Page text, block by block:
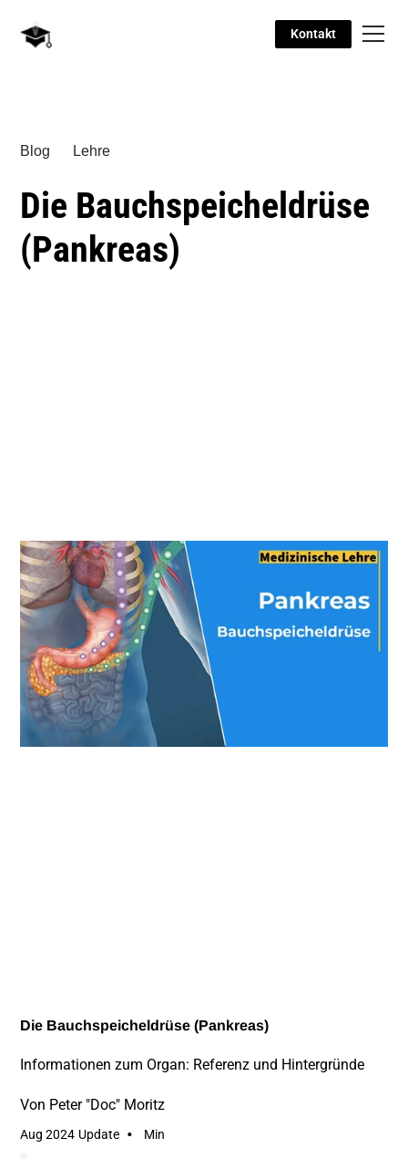
Kontakt
Blog Lehre
Die Bauchspeicheldrüse
(Pankreas)
Die Bauchspeicheldrüse (Pankreas)
Informationen zum Organ: Referenz und Hintergründe
Von Peter "Doc" Moritz
Aug 2024 Update • Min